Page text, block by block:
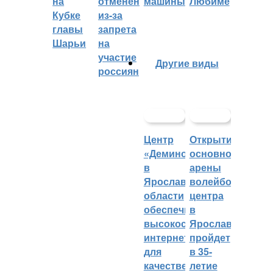
Кубке
главы
Шарьи
из-за
запрета
на
участие
россиян
Другие виды
Центр
«Демино»
в
Ярославской
области
обеспечивают
высокоскоростным
интернетом
для
качественных
Открытие
основной
арены
волейбольного
центра
в
Ярославле
пройдет
в 35-
летие